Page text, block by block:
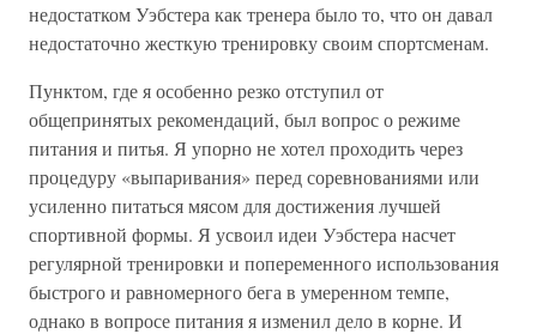
недостатком Уэбстера как тренера было то, что он давал
недостаточно жесткую тренировку своим спортсменам.
Пунктом, где я особенно резко отступил от
общепринятых рекомендаций, был вопрос о режиме
питания и питья. Я упорно не хотел проходить через
процедуру «выпаривания» перед соревнованиями или
усиленно питаться мясом для достижения лучшей
спортивной формы. Я усвоил идеи Уэбстера насчет
регулярной тренировки и попеременного использования
быстрого и равномерного бега в умеренном темпе,
однако в вопросе питания я изменил дело в корне. И